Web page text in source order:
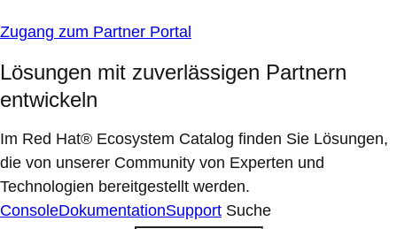
Zugang zum Partner Portal
Lösungen mit zuverlässigen Partnern
entwickeln
Im Red Hat® Ecosystem Catalog finden Sie Lösungen,
die von unserer Community von Experten und
Technologien bereitgestellt werden.
ConsoleDokumentationSupport Suche